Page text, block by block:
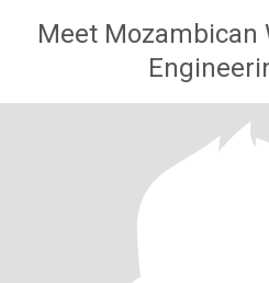
Meet Mozambican